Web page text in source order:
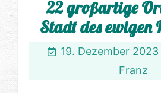
22 großartige
Stadt des ewigen
19. Dezember 2023
Franz